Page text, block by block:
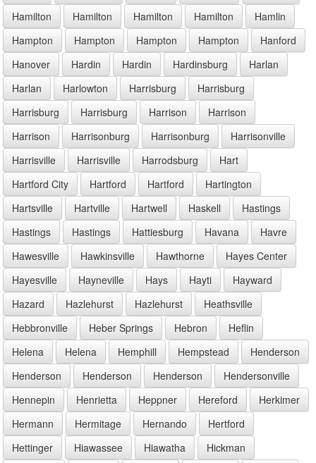
Hamilton
Hamilton Hamilton Hamilton
Hamlin
Hampton
Hampton Hampton Hampton
Hanford
Hanover
Hardin Hardin Hardinsburg
Harlan
Harlan
Harlowton Harrisburg
Harrisburg
Harrisburg
Harrisburg Harrison
Harrison
Harrison
Harrisonburg Harrisonburg
Harrisonville
Harrisville
Harrisville Harrodsburg
Hart
Hartford City
Hartford Hartford
Hartington
Hartsville
Hartville Hartwell Haskell
Hastings
Hastings
Hastings Hattiesburg Havana
Havre
Hawesville
Hawkinsville Hawthorne
Hayes Center
Hayesville
Hayneville Hays Hayti
Hayward
Hazard
Hazlehurst Hazlehurst
Heathsville
Hebbronville
Heber Springs Hebron
Heflin
Helena
Helena Hemphill Hempstead
Henderson
Henderson
Henderson Henderson
Hendersonville
Hennepin
Henrietta Heppner Hereford
Herkimer
Hermann
Hermitage Hernando
Hertford
Hettinger
Hiawassee Hiawatha
Hickman